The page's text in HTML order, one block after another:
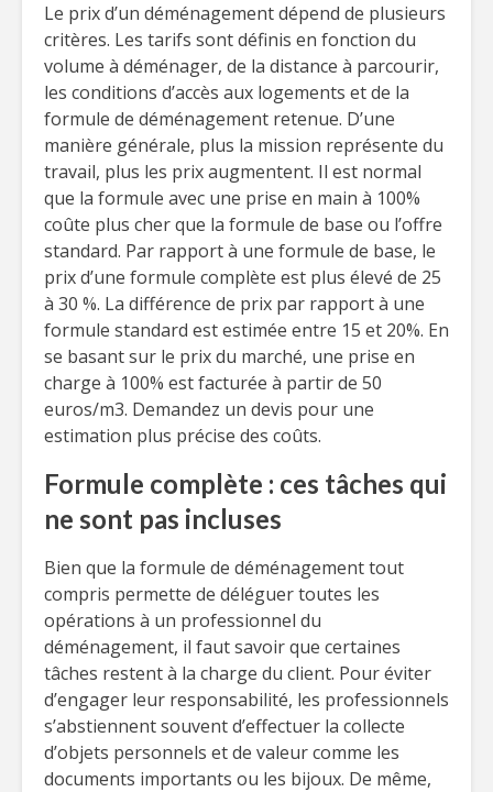
Le prix d’un déménagement dépend de plusieurs
critères. Les tarifs sont définis en fonction du
volume à déménager, de la distance à parcourir,
les conditions d’accès aux logements et de la
formule de déménagement retenue. D’une
manière générale, plus la mission représente du
travail, plus les prix augmentent. Il est normal
que la formule avec une prise en main à 100%
coûte plus cher que la formule de base ou l’offre
standard. Par rapport à une formule de base, le
prix d’une formule complète est plus élevé de 25
à 30 %. La différence de prix par rapport à une
formule standard est estimée entre 15 et 20%. En
se basant sur le prix du marché, une prise en
charge à 100% est facturée à partir de 50
euros/m3. Demandez un devis pour une
estimation plus précise des coûts.
Formule complète : ces tâches qui
ne sont pas incluses
Bien que la formule de déménagement tout
compris permette de déléguer toutes les
opérations à un professionnel du
déménagement, il faut savoir que certaines
tâches restent à la charge du client. Pour éviter
d’engager leur responsabilité, les professionnels
s’abstiennent souvent d’effectuer la collecte
d’objets personnels et de valeur comme les
documents importants ou les bijoux. De même,